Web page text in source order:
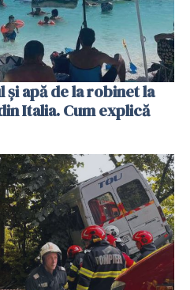
și apă de la robinet la
Italia. Cum explică